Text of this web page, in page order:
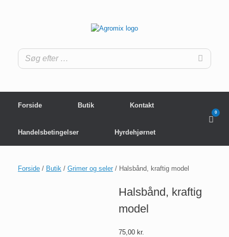
Forside Butik Kontakt
Handelsbetingelser Hyrdehjørnet
View
0
Forside / Butik / Grimer og seler / Halsbånd, kraftig model
Halsbånd, kraftig
model
75,00 kr.